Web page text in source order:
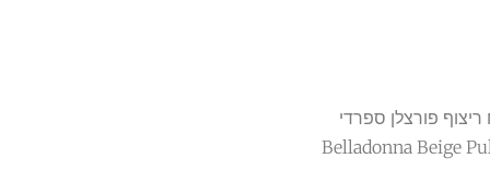
פורצלן ספרדי